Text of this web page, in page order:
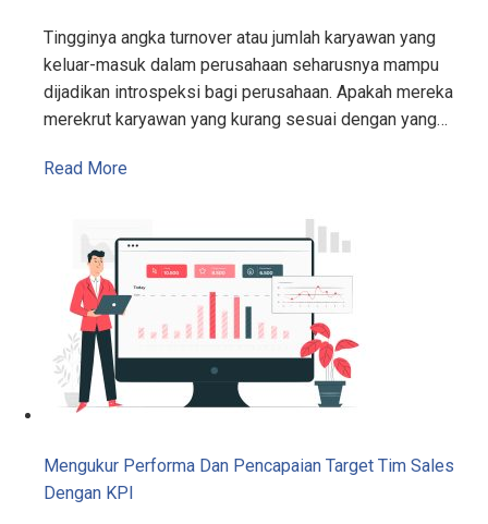
Tingginya angka turnover atau jumlah karyawan yang
keluar-masuk dalam perusahaan seharusnya mampu
dijadikan introspeksi bagi perusahaan. Apakah mereka
merekrut karyawan yang kurang sesuai dengan yang…
Read More
Mengukur Performa Dan Pencapaian Target Tim Sales
Dengan KPI